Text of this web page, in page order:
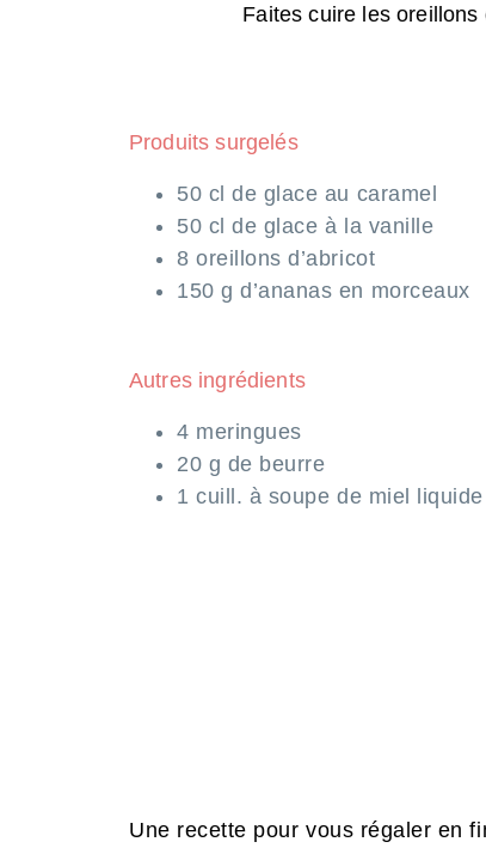
Faites cuire les oreillons
Produits surgelés
50 cl de glace au caramel
50 cl de glace à la vanille
8 oreillons d’abricot
150 g d’ananas en morceaux
Autres ingrédients
4 meringues
20 g de beurre
1 cuill. à soupe de miel liquide
Une recette pour vous régaler en